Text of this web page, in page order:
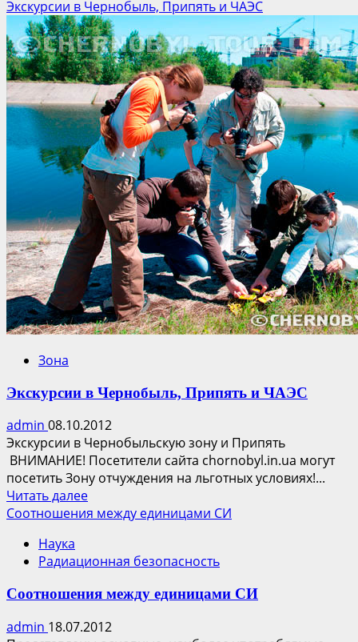
Экскурсии в Чернобыль, Припять и ЧАЭС
Зона
Экскурсии в Чернобыль, Припять и ЧАЭС
admin 08.10.2012
Экскурсии в Чернобыльскую зону и Припять
ВНИМАНИЕ! Посетители сайта chornobyl.in.ua могут
посетить Зону отчуждения на льготных условиях!...
Читать далееПрочитать
больше
в
Припять
и
ЧАЭС
Соотношения между единицами СИ
Наука
Радиационная безопасность
Соотношения между единицами СИ
admin 18.07.2012